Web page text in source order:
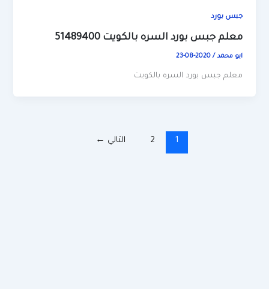
جبس بورد
معلم جبس بورد السره بالكويت 51489400
ابو محمد/
2020-08-23
معلم جبس بورد السره بالكويت
1
2 التالي ←